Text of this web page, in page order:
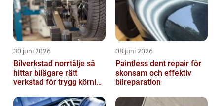
30 juni 2026
Bilverkstad norrtälje så
hittar bilägare rätt
verkstad för trygg körning
08 juni 2026
Paintless dent repair för
skonsam och effektiv
bilreparation